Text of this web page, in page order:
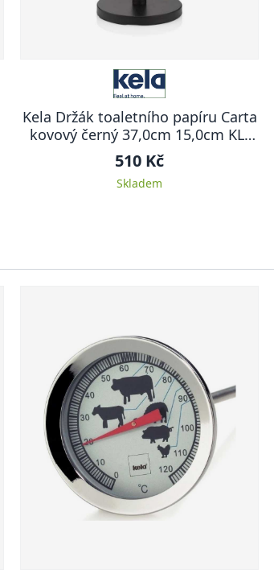
Kela Držák toaletního papíru Carta
kovový černý 37,0cm 15,0cm KL-
22825
510 Kč
Skladem